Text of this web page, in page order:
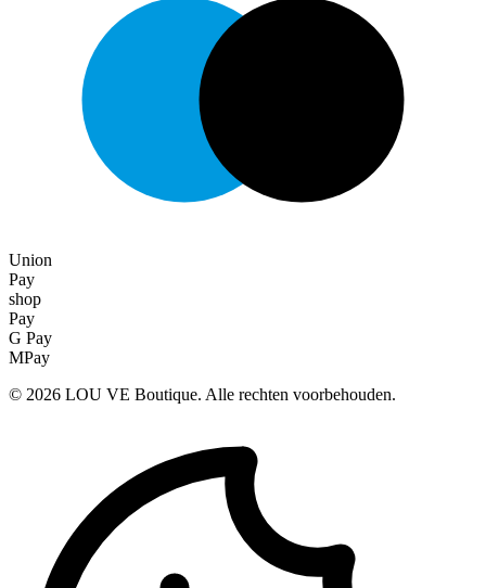
Union
Pay
shop
Pay
G Pay
MPay
© 2026 LOU VE Boutique. Alle rechten voorbehouden.